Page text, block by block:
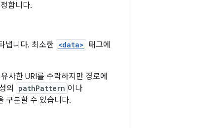
합니다.
냅니다. 최소한 <data> 태그에
사한 URI를 수락하지만 경로에
의 pathPattern 이나
구분할 수 있습니다.